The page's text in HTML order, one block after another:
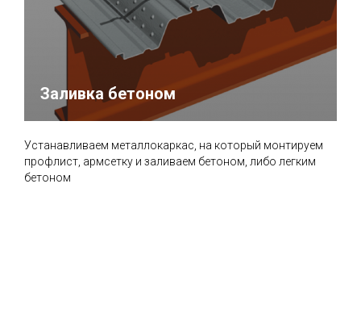
Заливка бетоном
Устанавливаем металлокаркас, на который монтируем
профлист, армсетку и заливаем бетоном, либо легким
бетоном